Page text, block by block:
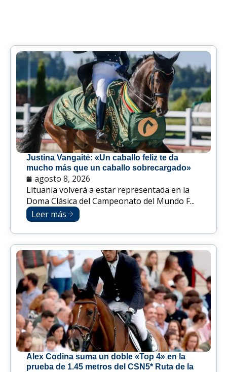
Justina Vangaitė: «Un caballo feliz te da
mucho más que un caballo sobrecargado»
agosto 8, 2026
Lituania volverá a estar representada en la
Doma Clásica del Campeonato del Mundo F...
Leer más
Alex Codina suma un doble «Top 4» en la
prueba de 1.45 metros del CSN5* Ruta de la